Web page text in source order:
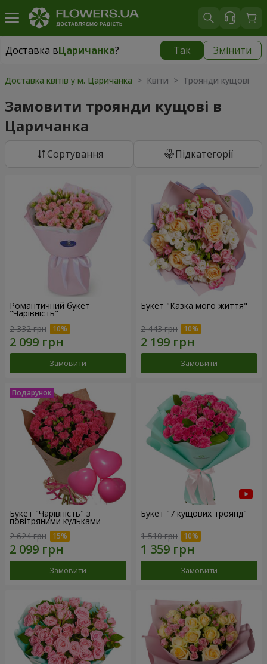
Доставка вЦаричанка? Так Змінити
Доставка вЦаричанка|
Доставка квітів у м. Царичанка > Квіти > Троянди кущові
Замовити троянди кущові в
Царичанка
Сортування Підкатегорії
Романтичний букет
"Чарівність"
2 332 грн
Замовити
Букет "Казка мого життя"
2 443 грн
Замовити
Букет "Чарівність" з
повітряними кульками
2 624 грн
Замовити
Букет "7 кущових троянд"
1 510 грн
Замовити